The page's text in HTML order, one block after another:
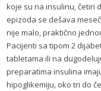
koje su na insulinu, četiri
epizoda se dešava
nije malo, praktično
Pacijenti sa tipom 2
tabletama ili na
preparatima insulina
hipoglikemiju, oko tri do